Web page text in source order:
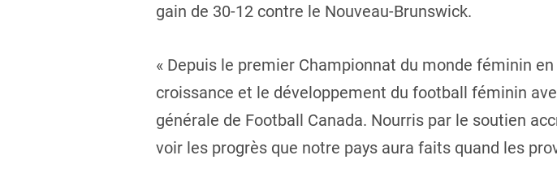
gain de 30-12 contre le Nouveau-Brunswick.
« Depuis le premier Championnat du monde féminin
croissance et le développement du football féminin
générale de Football Canada. Nourris par le soutien
voir les progrès que notre pays aura faits quand les